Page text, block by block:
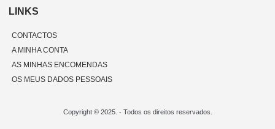
LINKS
CONTACTOS
A MINHA CONTA
AS MINHAS ENCOMENDAS
OS MEUS DADOS PESSOAIS
Copyright © 2025. - Todos os direitos reservados.